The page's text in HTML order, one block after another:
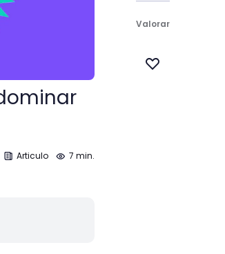
Articulo 7 min.
Valorar